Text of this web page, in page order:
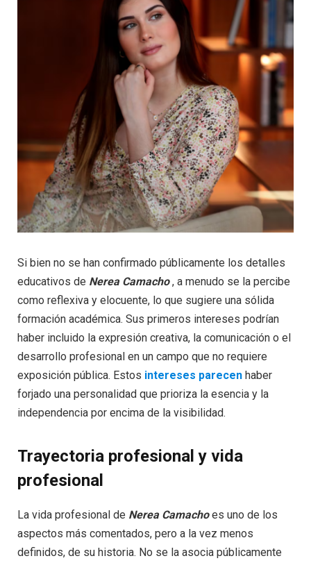
Si bien no se han confirmado públicamente los detalles
educativos de Nerea Camacho, a menudo se la percibe
como reflexiva y elocuente, lo que sugiere una sólida
formación académica. Sus primeros intereses podrían
haber incluido la expresión creativa, la comunicación o el
desarrollo profesional en un campo que no requiere
exposición pública. Estos intereses parecen haber
forjado una personalidad que prioriza la esencia y la
independencia por encima de la visibilidad.
Trayectoria profesional y vida
profesional
La vida profesional de Nerea Camachoes uno de los
aspectos más comentados, pero a la vez menos
definidos, de su historia. No se la asocia públicamente